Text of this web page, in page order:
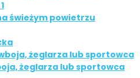
świeżym powietrzu
żeglarza lub sportowca